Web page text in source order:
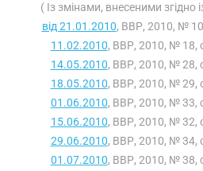
( Із змінами, внесеними згідно
від 21.01.2010, ВВР, 2010, №
11.02.2010, ВВР, 2010, № 18,
14.05.2010, ВВР, 2010, № 28,
18.05.2010, ВВР, 2010, № 29,
01.06.2010, ВВР, 2010, № 33,
15.06.2010, ВВР, 2010, № 32,
29.06.2010, ВВР, 2010, № 34,
01.07.2010, ВВР, 2010, № 38,